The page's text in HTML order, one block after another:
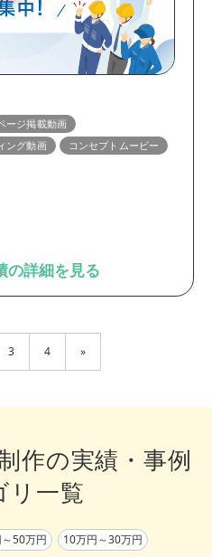
ージ掲載動画
ング動画
コンセプトムービー
の詳細を見る
3 4 »
作の実績・事例
リ一覧
50万円
10万円～30万円